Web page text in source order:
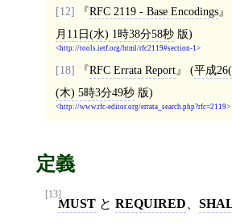
[12] RFC 2119 - Base Encodings
月11日(水) 1時38分58秒版)
http://tools.ietf.org/html/rfc2119#section-1
[18] RFC Errata Report (平成
(木) 5時3分49秒版)
http://www.rfc-editor.org/errata_search.php?rfc=2119
定義
[13]
MUST と REQUIRED